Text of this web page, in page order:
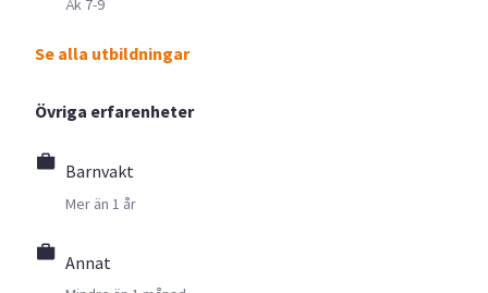
Åk 7-9
Se alla utbildningar
Övriga erfarenheter
Barnvakt
Mer än 1 år
Annat